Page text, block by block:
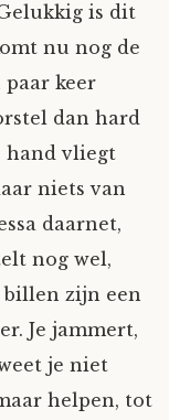
is dit
nu nog de
keer
dan hard
hand vliegt
niets van
daarnet,
nog wel,
billen zijn een
Je jammert,
je niet
helpen, tot